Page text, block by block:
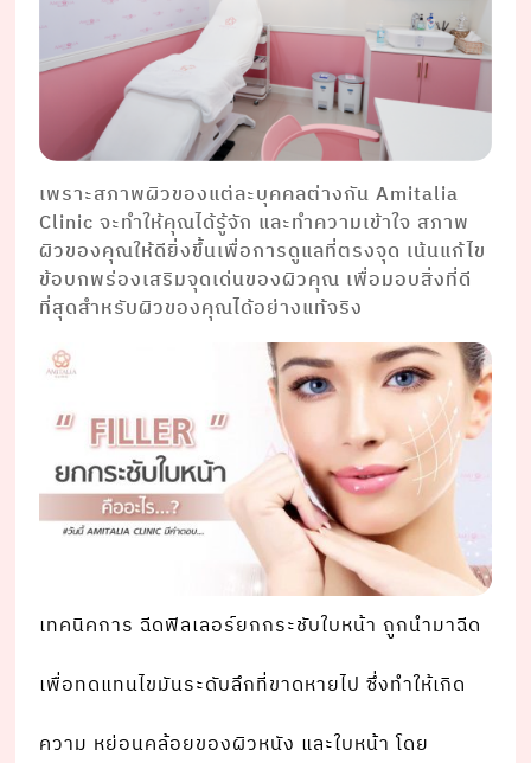
เพราะสภาพผิวของแต่ละบุคคลต่างกัน Amitalia
Clinic จะทำให้คุณได้รู้จัก และทำความเข้าใจ สภาพ
ผิวของคุณให้ดียิ่งขึ้นเพื่อการดูแลที่ตรงจุด เน้นแก้ไข
ข้อบกพร่องเสริมจุดเด่นของผิวคุณ เพื่อมอบสิ่งที่ดี
ที่สุดสำหรับผิวของคุณได้อย่างแท้จริง
เทคนิคการ ฉีดฟิลเลอร์ยกกระชับใบหน้า ถูกนํามาฉีด
เพื่อทดแทนไขมันระดับลึกที่ขาดหายไป ซึ่งทําให้เกิด
ความ หย่อนคล้อยของผิวหนัง และใบหน้า โดย